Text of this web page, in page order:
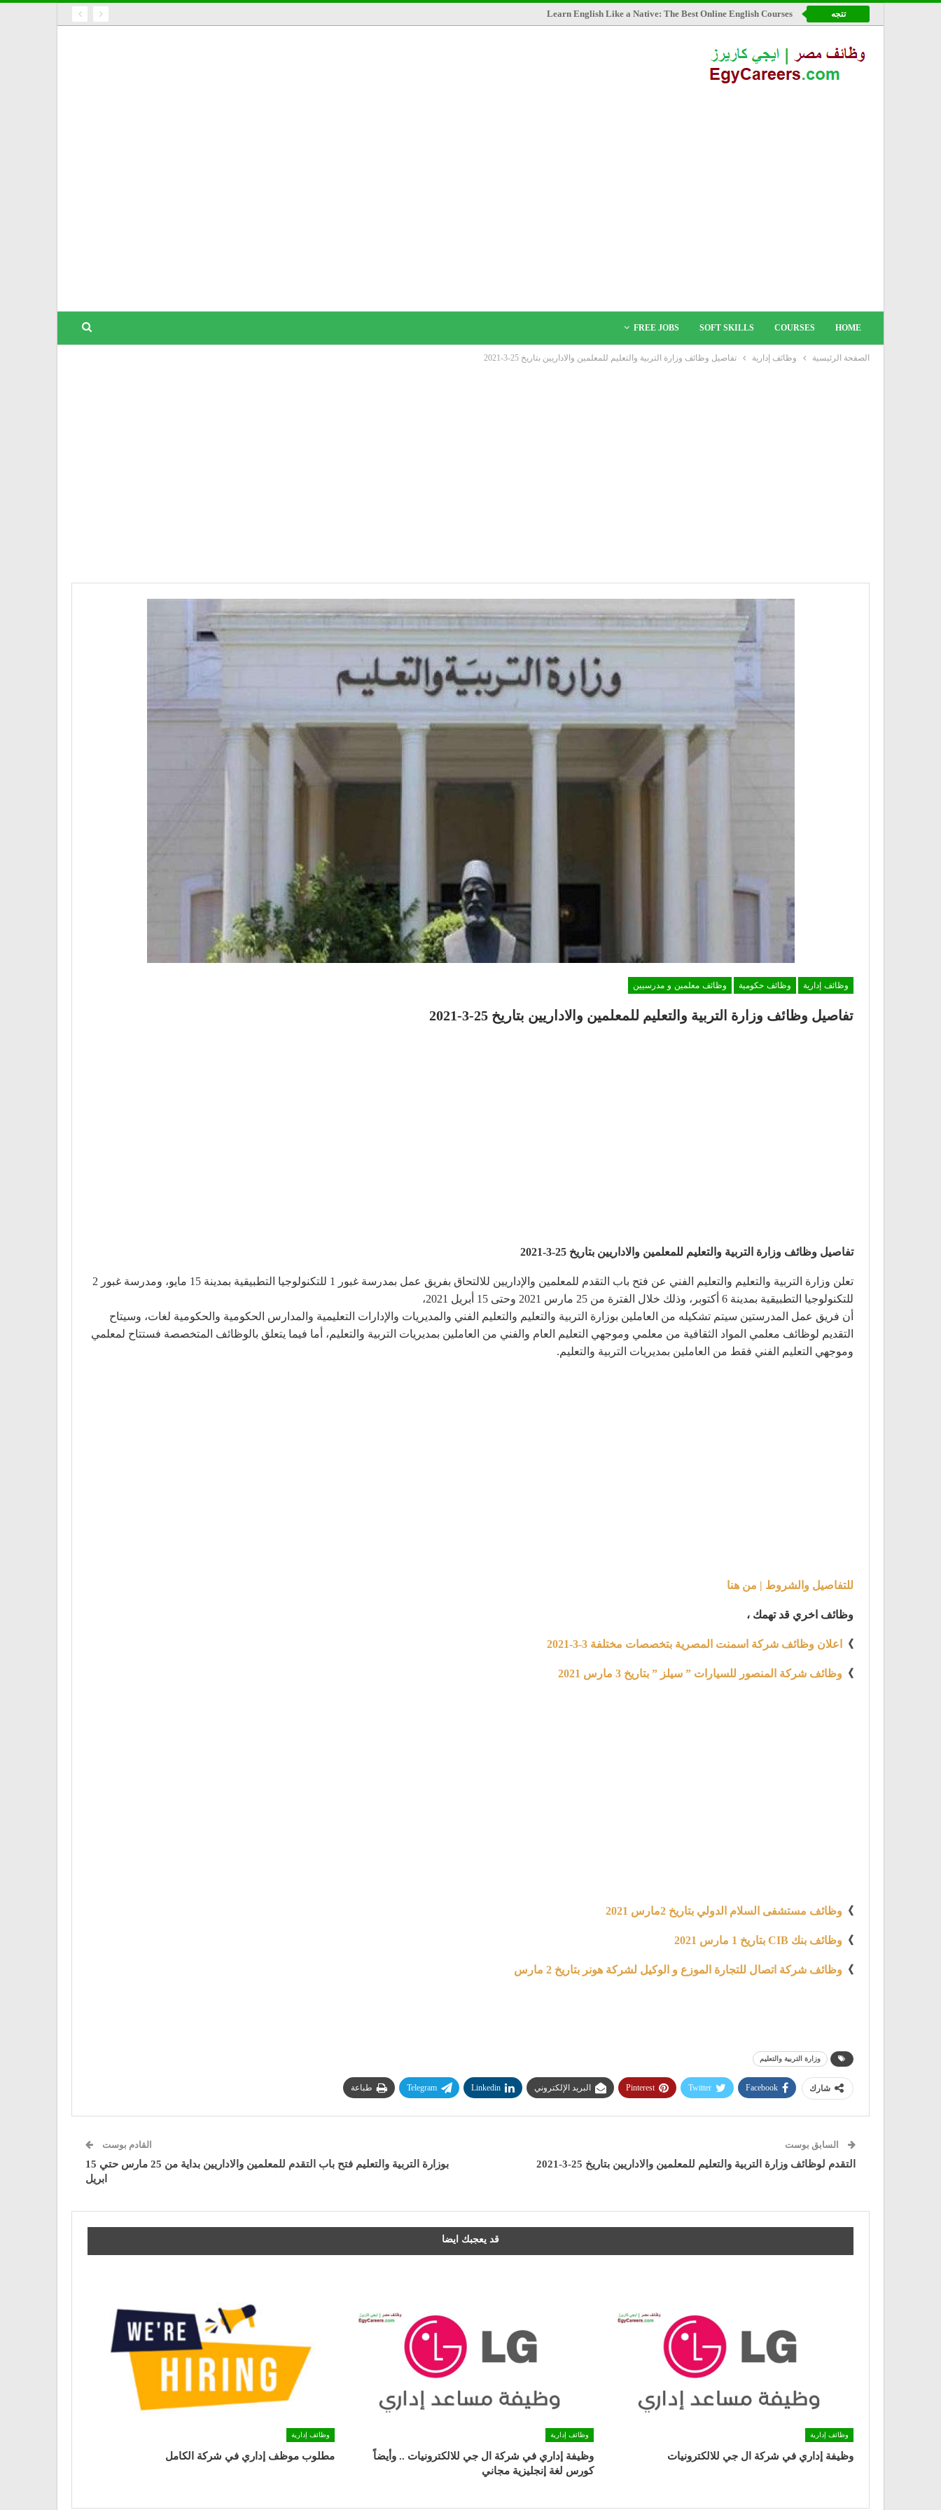
تتجه Learn English Like a Native: The Best Online English Courses
HOME
COURSES
SOFT SKILLS
FREE JOBS
الصفحة الرئيسية وظائف إدارية تفاصيل وظائف وزارة التربية والتعليم للمعلمين والاداريين بتاريخ 25-3-2021
وظائف إدارية وظائف حكومية
وظائف معلمين و مدرسيين
تفاصيل وظائف وزارة التربية والتعليم للمعلمين والاداريين بتاريخ 25-3-2021
تفاصيل وظائف وزارة التربية والتعليم للمعلمين والاداريين بتاريخ 25-3-2021
تعلن وزارة التربية والتعليم والتعليم الفني عن فتح باب التقدم للمعلمين والإداريين للالتحاق بفريق عمل بمدرسة غبور 1 للتكنولوجيا التطبيقية بمدينة 15 مايو، ومدرسة غبور 2
للتكنولوجيا التطبيقية بمدينة 6 أكتوبر، وذلك خلال الفترة من 25 مارس 2021 وحتى 15 أبريل 2021،
أن فريق عمل المدرستين سيتم تشكيله من العاملين بوزارة التربية والتعليم والتعليم الفني والمديريات والإدارات التعليمية والمدارس الحكومية والحكومية لغات، وسيتاح
التقديم لوظائف معلمي المواد الثقافية من معلمي وموجهي التعليم العام والفني من العاملين بمديريات التربية والتعليم، أما فيما يتعلق بالوظائف المتخصصة فستتاح لمعلمي
وموجهي التعليم الفني فقط من العاملين بمديريات التربية والتعليم.
للتفاصيل والشروط | من هنا
وظائف اخري قد تهمك ،
》 اعلان وظائف شركة اسمنت المصرية بتخصصات مختلفة 3-3-2021
》 وظائف شركة المنصور للسيارات ” سيلز ” بتاريخ 3 مارس 2021
》 وظائف مستشفى السلام الدولي بتاريخ 2مارس 2021
》 وظائف بنك CIB بتاريخ 1 مارس 2021
》 وظائف شركة اتصال للتجارة الموزع و الوكيل لشركة هونر بتاريخ 2 مارس
وزارة التربية والتعليم
شارك Facebook
Twitter
Pinterest البريد الإلكتروني Linkedin
Telegram طباعة
السابق بوست
التقدم لوظائف وزارة التربية والتعليم للمعلمين والاداريين بتاريخ 25-3-2021
القادم بوست
بوزارة التربية والتعليم فتح باب التقدم للمعلمين والاداريين بداية من 25 مارس حتي 15
ابريل
قد يعجبك ايضا
وظائف إدارية
وظيفة إداري في شركة ال جي للالكترونيات
وظائف إدارية
وظيفة إداري في شركة ال جي للالكترونيات .. وأيضاً
كورس لغة إنجليزية مجاني
وظائف إدارية
مطلوب موظف إداري في شركة الكامل